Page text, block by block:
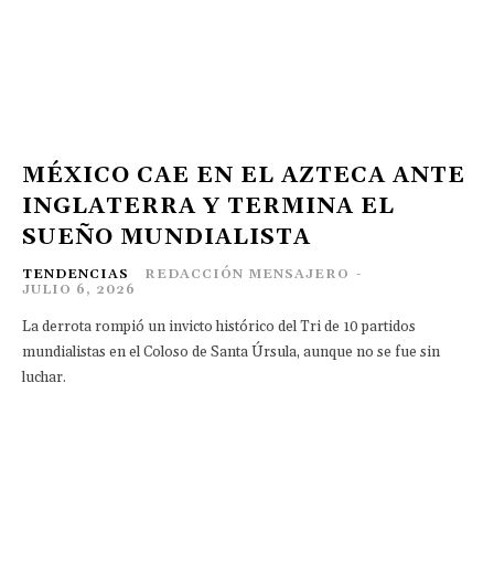
MÉXICO CAE EN EL AZTECA ANTE
INGLATERRA Y TERMINA EL
SUEÑO MUNDIALISTA
TENDENCIAS REDACCIÓN MENSAJERO -
JULIO 6, 2026
La derrota rompió un invicto histórico del Tri de 10 partidos
mundialistas en el Coloso de Santa Úrsula, aunque no se fue sin
luchar.